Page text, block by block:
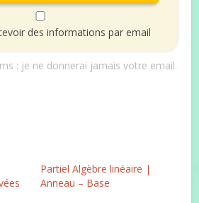
des informations par email
: je ne donnerai jamais votre email.
Partiel Algèbre linéaire |
Anneau – Base